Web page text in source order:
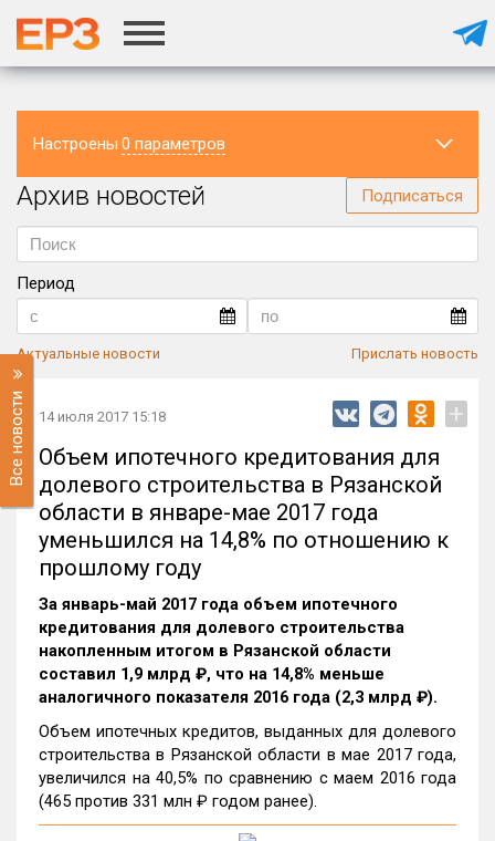
Настроены 0 параметров
Регион
Архив новостей Подписаться
Период
Актуальные новости Прислать новость
Все новости 14 июля 2017 15:18 +
Объем ипотечного кредитования для
долевого строительства в Рязанской
области в январе-мае 2017 года
уменьшился на 14,8% по отношению к
прошлому году
За январь-май 2017 года объем ипотечного
кредитования для долевого строительства
накопленным итогом в Рязанской области
составил 1,9 млрд ₽, что на 14,8% меньше
аналогичного показателя 2016 года (2,3 млрд ₽).
Объем ипотечных кредитов, выданных для долевого
строительства в Рязанской области в мае 2017 года,
увеличился на 40,5% по сравнению с маем 2016 года
(465 против 331 млн ₽ годом ранее).